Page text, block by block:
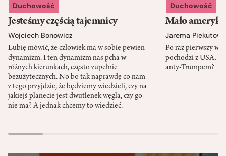
Duchowość
Jesteśmy częścią tajemnicy
Wojciech Bonowicz
Lubię mówić, że człowiek ma w sobie pewien
dynamizm. I ten dynamizm nas pcha w
różnych kierunkach, często zupełnie
bezużytecznych. No bo tak naprawdę co nam
z tego przyjdzie, że będziemy wiedzieli, czy na
jakiejś planecie jest dwutlenek węgla, czy go
nie ma? A jednak chcemy to wiedzieć.
Duchowość
Mało
Jarema
Po raz pierwszy w
pochodzi z USA.
anty-Trumpem?